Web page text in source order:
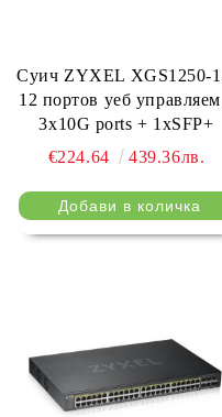
Суич ZYXEL XGS1250-
12 портов уеб
3x10G ports + 1xSFP+
€224.64
439.36лв.